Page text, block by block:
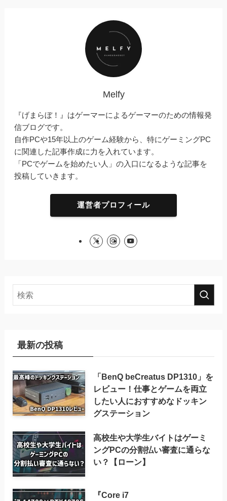
Melfy
『げまらぼ！』はゲーマーによるゲーマーのための情報発
信ブログです。
自作PCや15年以上のゲーム経験から、特にゲーミングPC
に関連した記事作成に力を入れています。
「PCでゲームを始めたい人」の入口になるような記事を
投稿していきます。
運営者プロフィール
最新の投稿
「BenQ beCreatus DP1310」を
レビュー！仕事とゲームを両立
したい人におすすめなドッキン
グステーション
高校生や大学生バイトはゲーミ
ングPCの分割払い審査に通らな
い？【ローン】
『Core i7